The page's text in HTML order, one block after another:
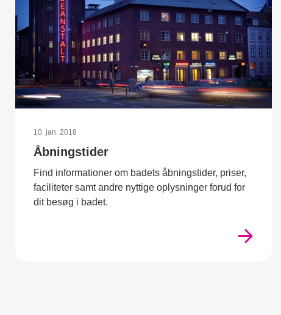
10. jan. 2018
Åbningstider
Find informationer om badets åbningstider, priser,
faciliteter samt andre nyttige oplysninger forud for
dit besøg i badet.